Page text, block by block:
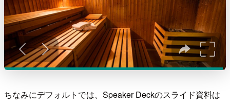
ちなみにデフォルトでは、Speaker Deckのスライド資料は